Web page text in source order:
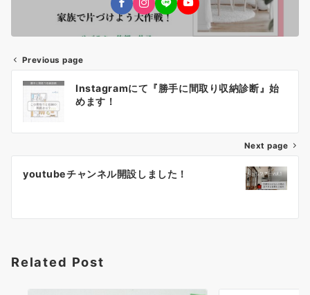
投
ゲ
シ
ン
Previous page
Instagramにて『勝手に間取り収納診断』始
めます！
Next page
youtubeチャンネル開設しました！
Related Post